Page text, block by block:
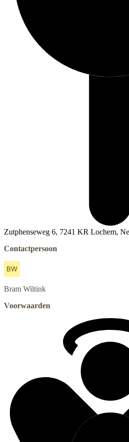
Zutphenseweg 6, 7241 KR Lochem,
Contactpersoon
Bram Wiltink
Voorwaarden